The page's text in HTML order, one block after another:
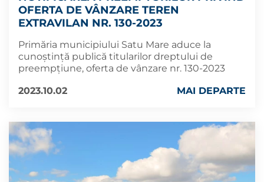
OFERTA DE VÂNZARE TEREN
EXTRAVILAN NR. 130-2023
Primăria municipiului Satu Mare aduce la
cunoștință publică titularilor dreptului de
preempțiune, oferta de vânzare nr. 130-2023
2023.10.02
MAI DEPARTE